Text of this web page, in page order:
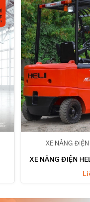
XE NÂNG
XE NÂNG ĐIỆN